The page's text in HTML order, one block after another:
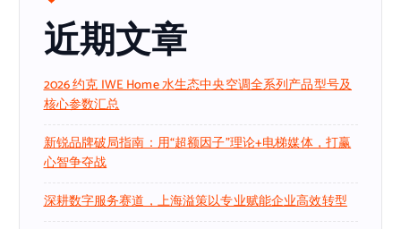
近期文章
2026 约克 IWE Home 水生态中央空调全系列产品型号及
核心参数汇总
新锐品牌破局指南：用“超额因子”理论+电梯媒体，打赢
心智争夺战
深耕数字服务赛道，上海溢策以专业赋能企业高效转型